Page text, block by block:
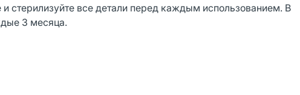
стерилизуйте все детали перед каждым использованием. В
3 месяца.